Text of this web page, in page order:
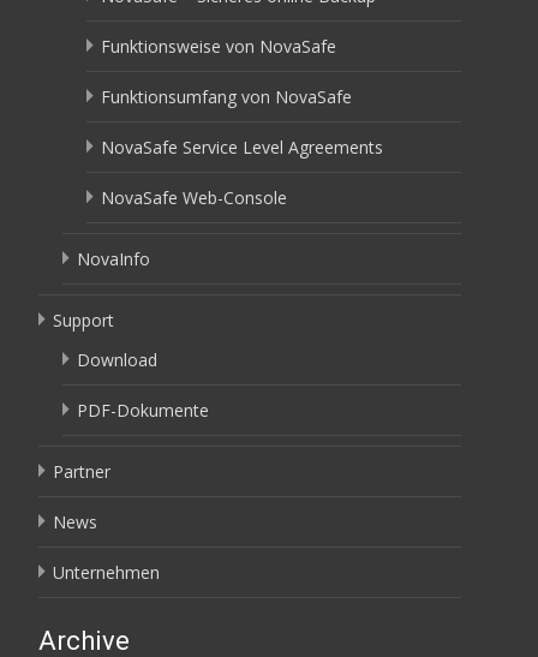
Funktionsweise von NovaSafe
Funktionsumfang von NovaSafe
NovaSafe Service Level Agreements
NovaSafe Web-Console
NovaInfo
Support
Download
PDF-Dokumente
Partner
News
Unternehmen
Archive